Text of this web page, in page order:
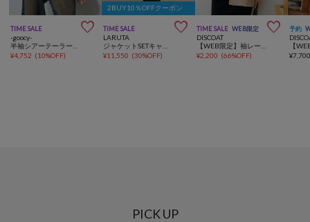
TIME SALE 
-goocy-
¥4,752 (10%OFF)
2BUY10％OFFクーポン
TIME SALE 
LARUTA
¥11,550 (30%OFF)
TIME SALE WEB限定 
DISCOAT
¥2,200 (66%OFF)
予約
¥
PICK UP